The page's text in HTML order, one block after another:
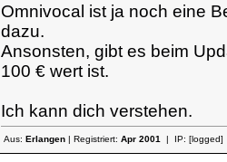
Omnivocal ist ja noch eine
dazu.
Ansonsten, gibt es beim
100 € wert ist.
Ich kann dich verstehen.
Aus: Erlangen| Registriert: Apr 2001| IP: [logged]